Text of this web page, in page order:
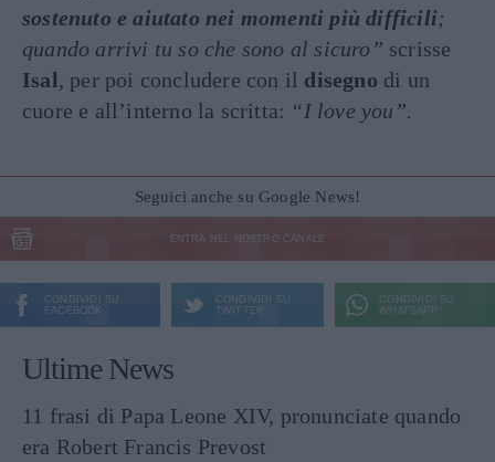
sostenuto e aiutato nei momenti più difficili;
quando arrivi tu so che sono al sicuro” scrisse
Isal, per poi concludere con il disegno di un
cuore e all’interno la scritta: “I love you”.
Seguici anche su Google News!
ENTRA NEL NOSTRO CANALE
CONDIVIDI SU
FACEBOOK
CONDIVIDI SU
TWITTER
CONDIVIDI SU
WHATSAPP
Ultime News
11 frasi di Papa Leone XIV, pronunciate quando
era Robert Francis Prevost